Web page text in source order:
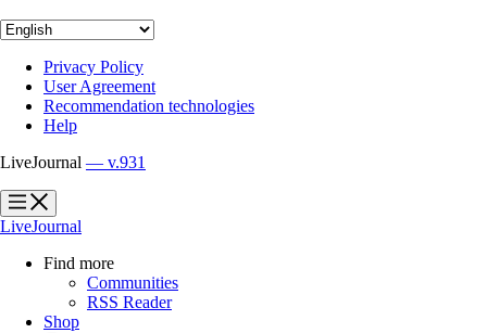
Privacy Policy
User Agreement
Recommendation technologies
Help
LiveJournal — v.931
?
?
LiveJournal
Find more
Communities
RSS Reader
Shop